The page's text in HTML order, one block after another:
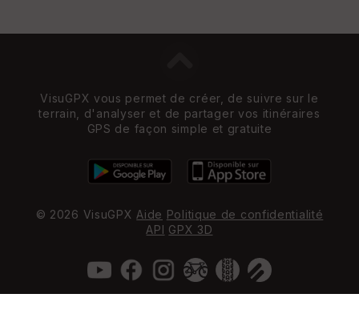
VisuGPX vous permet de créer, de suivre sur le
terrain, d'analyser et de partager vos itinéraires
GPS de façon simple et gratuite
© 2026 VisuGPX Aide Politique de confidentialité
API GPX 3D